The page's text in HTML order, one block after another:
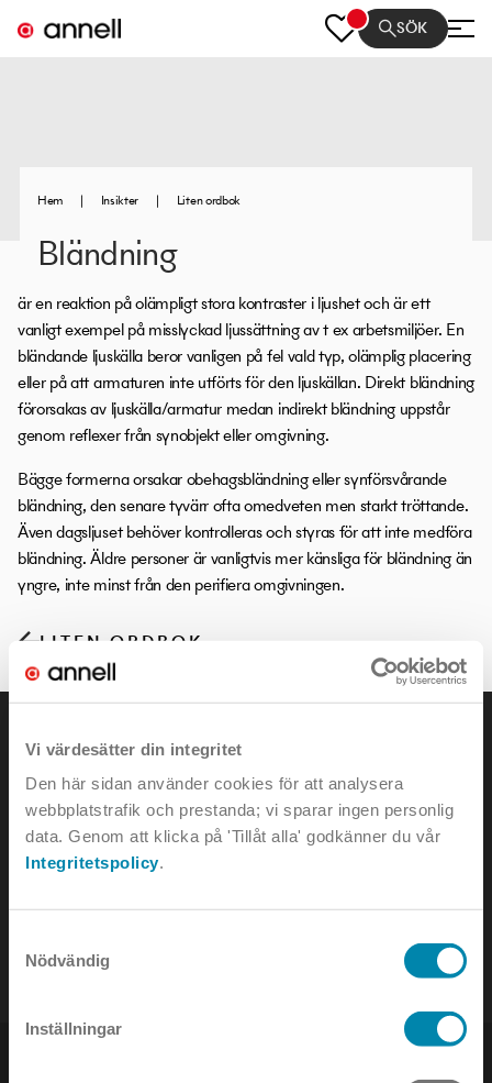
Vi värdesätter din integritet
Den här sidan använder cookies för att analysera
webbplatstrafik och prestanda; vi sparar ingen personlig
data. Genom att klicka på 'Tillåt alla' godkänner du vår
Integritetspolicy.
Nödvändig
Inställningar
SÖK
Hem | Insikter | Liten ordbok
Bländning
är en reaktion på olämpligt stora kontraster i ljushet och är ett
vanligt exempel på misslyckad ljussättning av t ex arbetsmiljöer. En
bländande ljuskälla beror vanligen på fel vald typ, olämplig placering
eller på att armaturen inte utförts för den ljuskällan. Direkt bländning
förorsakas av ljuskälla/armatur medan indirekt bländning uppstår
genom reflexer från synobjekt eller omgivning.
Bägge formerna orsakar obehagsbländning eller synförsvårande
bländning, den senare tyvärr ofta omedveten men starkt tröttande.
Även dagsljuset behöver kontrolleras och styras för att inte medföra
bländning. Äldre personer är vanligtvis mer känsliga för bländning än
yngre, inte minst från den perifiera omgivningen.
LITEN ORDBOK
KONTAKTA OSS